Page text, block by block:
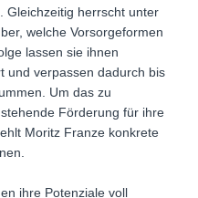
Gleichzeitig herrscht unter
welche Vorsorgeformen
lassen sie ihnen
und verpassen dadurch bis
Um das zu
Förderung für ihre
Moritz Franze konkrete
ihre Potenziale voll